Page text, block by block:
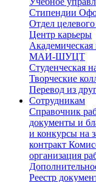
Стипендии
Отдел
Центр карьеры
Академическая
МАИ-ШУЦТ
Студенческая
Творческие
Перевод из
Сотрудникам
Cправочник
документы и
и конкурсы на
контракт
организация
Реестр